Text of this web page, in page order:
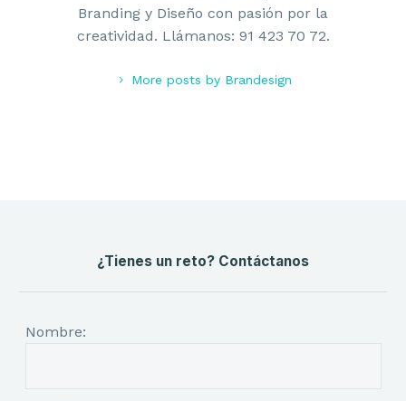
Branding y Diseño con pasión por la
creatividad. Llámanos: 91 423 70 72.
More posts by Brandesign
¿Tienes un reto? Contáctanos
Nombre: